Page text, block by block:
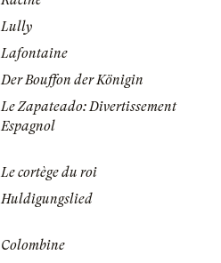
Lully
Lafontaine
Der Bouffon der Königin
Le Zapateado: Divertissement
Espagnol
Le cortège du roi
Huldigungslied
Colombine